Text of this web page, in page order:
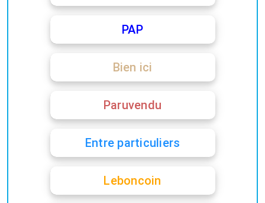
PAP
Bien ici
Paruvendu
Entre particuliers
Leboncoin